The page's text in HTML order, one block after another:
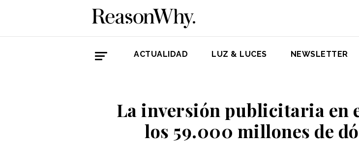
ACTUALIDAD LUZ & LUCES NEWSLETTER
La inversión publicitaria en
los 59.000 millones de